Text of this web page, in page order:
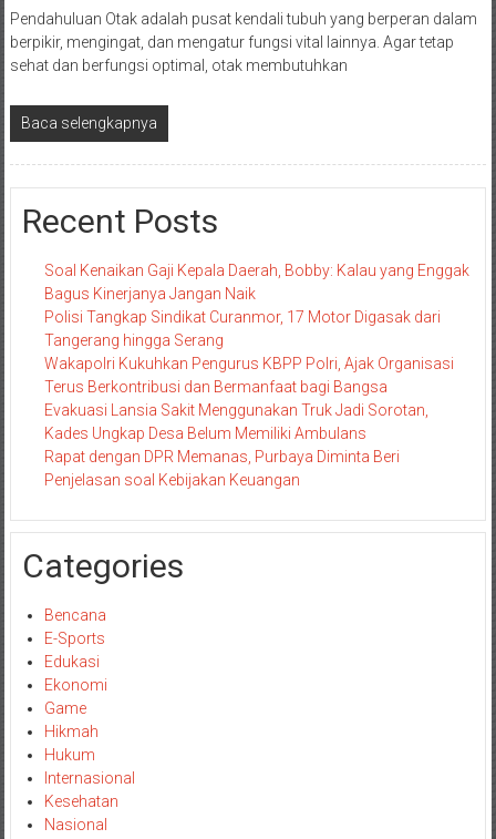
Pendahuluan Otak adalah pusat kendali tubuh yang berperan dalam
berpikir, mengingat, dan mengatur fungsi vital lainnya. Agar tetap
sehat dan berfungsi optimal, otak membutuhkan
Baca selengkapnya
Recent Posts
Soal Kenaikan Gaji Kepala Daerah, Bobby: Kalau yang Enggak
Bagus Kinerjanya Jangan Naik
Polisi Tangkap Sindikat Curanmor, 17 Motor Digasak dari
Tangerang hingga Serang
Wakapolri Kukuhkan Pengurus KBPP Polri, Ajak Organisasi
Terus Berkontribusi dan Bermanfaat bagi Bangsa
Evakuasi Lansia Sakit Menggunakan Truk Jadi Sorotan,
Kades Ungkap Desa Belum Memiliki Ambulans
Rapat dengan DPR Memanas, Purbaya Diminta Beri
Penjelasan soal Kebijakan Keuangan
Categories
Bencana
E-Sports
Edukasi
Ekonomi
Game
Hikmah
Hukum
Internasional
Kesehatan
Nasional